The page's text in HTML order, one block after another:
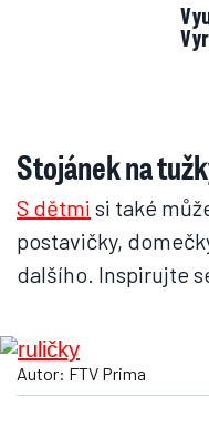
Stojánek na
S dětmi si také
postavičky,
dalšího. Inspirujte
Autor: FTV Prima